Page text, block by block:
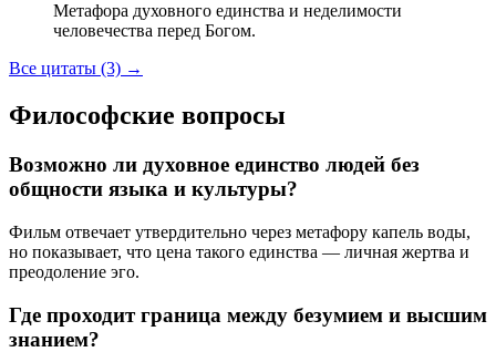
Метафора духовного единства и неделимости
человечества перед Богом.
Все цитаты (3) →
Философские вопросы
Возможно ли духовное единство людей без
общности языка и культуры?
Фильм отвечает утвердительно через метафору капель воды,
но показывает, что цена такого единства — личная жертва и
преодоление эго.
Где проходит граница между безумием и высшим
знанием?